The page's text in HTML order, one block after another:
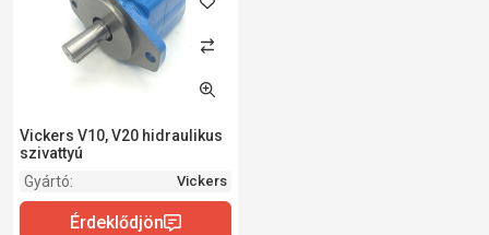
Vickers V10, V20 hidraulikus
szivattyú
Gyártó:
Vickers